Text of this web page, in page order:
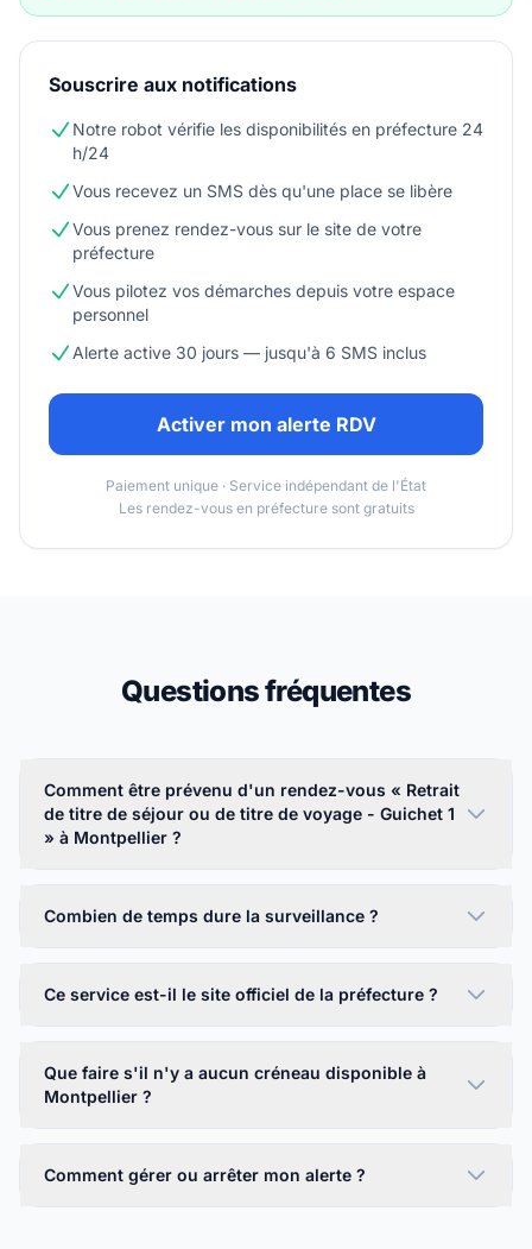
Souscrire aux notifications
Notre robot vérifie les disponibilités en préfecture 24
h/24
Vous recevez un SMS dès qu'une place se libère
Vous prenez rendez-vous sur le site de votre
préfecture
Vous pilotez vos démarches depuis votre espace
personnel
Alerte active 30 jours — jusqu'à 6 SMS inclus
Activer mon alerte RDV
Paiement unique · Service indépendant de l'État
Les rendez-vous en préfecture sont gratuits
Questions fréquentes
Comment être prévenu d'un rendez-vous « Retrait
de titre de séjour ou de titre de voyage - Guichet 1
» à Montpellier ?
Combien de temps dure la surveillance ?
Ce service est-il le site officiel de la préfecture ?
Que faire s'il n'y a aucun créneau disponible à
Montpellier ?
Comment gérer ou arrêter mon alerte ?